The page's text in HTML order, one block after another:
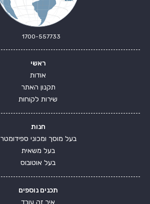
1700-557733
ראשי
אודות
תקנון האתר
שירות לקוחות
חנות
בעל מוסך ומכוני ספידומטר
בעל משאית
בעל אוטובוס
תכנים נוספים
איך זה עובד